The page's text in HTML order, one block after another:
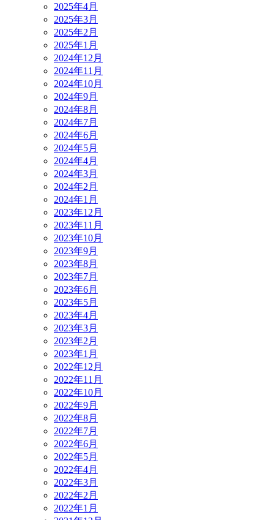
2025年4月
2025年3月
2025年2月
2025年1月
2024年12月
2024年11月
2024年10月
2024年9月
2024年8月
2024年7月
2024年6月
2024年5月
2024年4月
2024年3月
2024年2月
2024年1月
2023年12月
2023年11月
2023年10月
2023年9月
2023年8月
2023年7月
2023年6月
2023年5月
2023年4月
2023年3月
2023年2月
2023年1月
2022年12月
2022年11月
2022年10月
2022年9月
2022年8月
2022年7月
2022年6月
2022年5月
2022年4月
2022年3月
2022年2月
2022年1月